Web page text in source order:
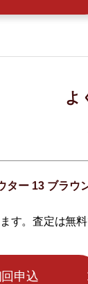
よ
ター 13 ブラ
す。査定は無
申込